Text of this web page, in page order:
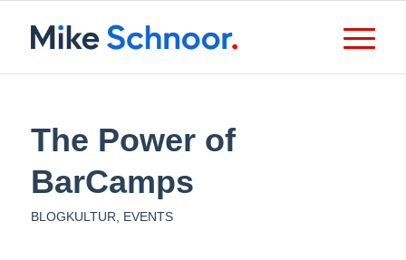
The Power of
BarCamps
BLOGKULTUR EVENTS